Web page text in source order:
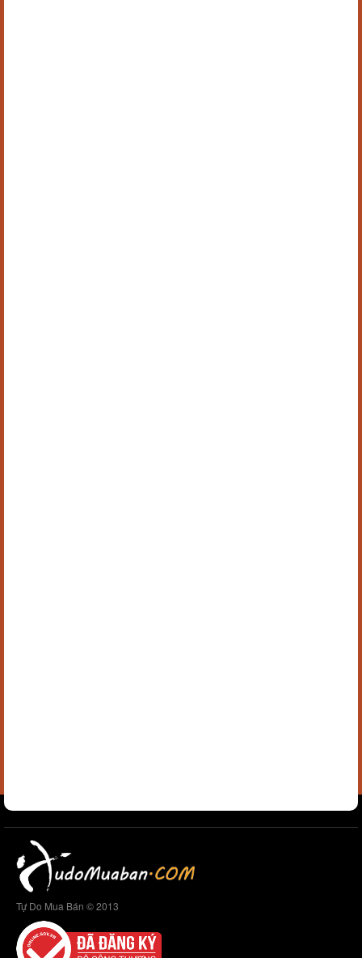
Tự Do Mua Bán © 2013